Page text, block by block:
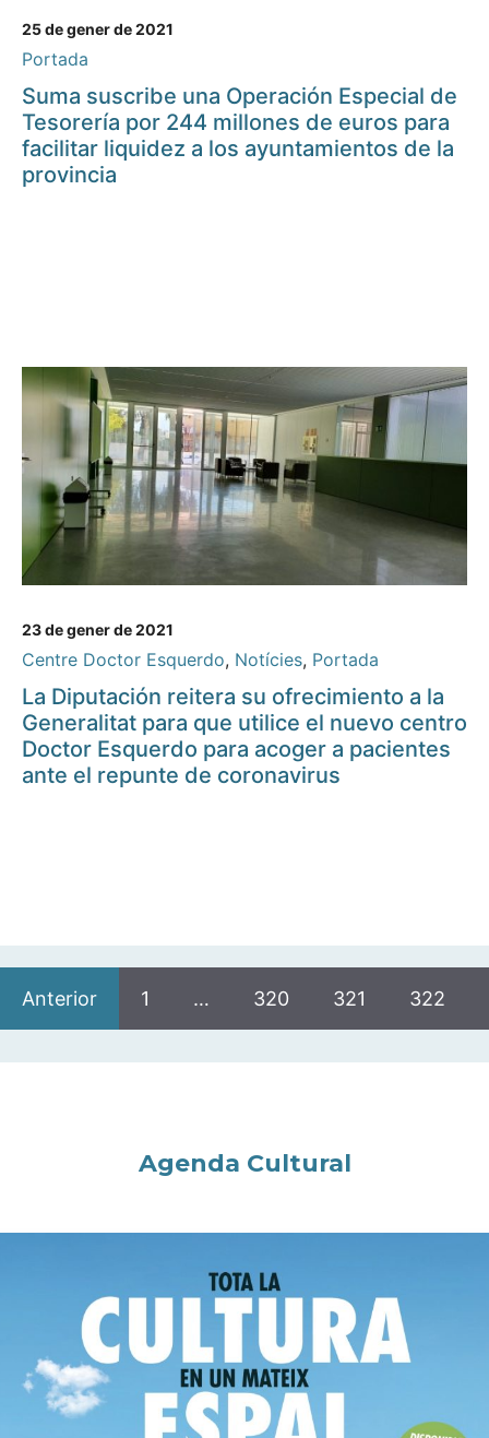
25 de gener de 2021
Portada
Suma suscribe una Operación Especial de
Tesorería por 244 millones de euros para
facilitar liquidez a los ayuntamientos de la
provincia
23 de gener de 2021
Centre Doctor Esquerdo, Notícies, Portada
La Diputación reitera su ofrecimiento a la
Generalitat para que utilice el nuevo centro
Doctor Esquerdo para acoger a pacientes
ante el repunte de coronavirus
Anterior 1 … 320 321 322
Agenda Cultural